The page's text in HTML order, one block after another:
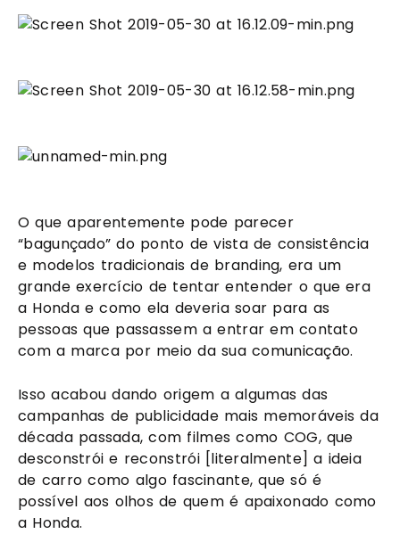
O que aparentemente pode parecer
“bagunçado” do ponto de vista de consistência
e modelos tradicionais de branding, era um
grande exercício de tentar entender o que era
a Honda e como ela deveria soar para as
pessoas que passassem a entrar em contato
com a marca por meio da sua comunicação.
Isso acabou dando origem a algumas das
campanhas de publicidade mais memoráveis da
década passada, com filmes como COG, que
desconstrói e reconstrói [literalmente] a ideia
de carro como algo fascinante, que só é
possível aos olhos de quem é apaixonado como
a Honda.